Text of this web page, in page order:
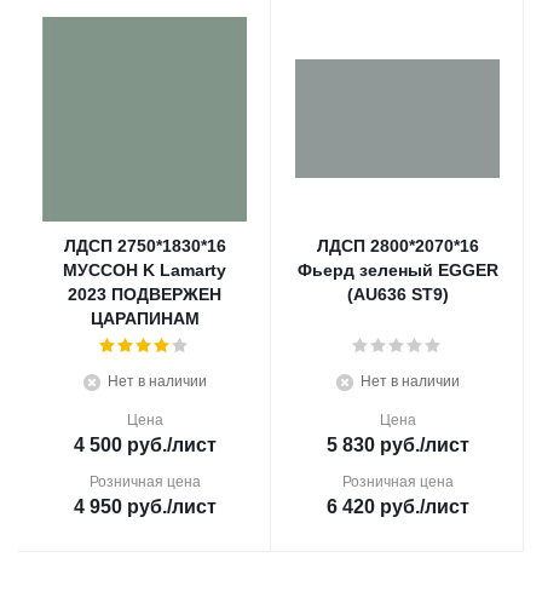
ЛДСП 2750*1830*16
МУССОН K Lamarty
2023 ПОДВЕРЖЕН
ЦАРАПИНАМ
Нет в наличии
Цена
4 500руб./лист
Розничная цена
4 950руб./лист
ЛДСП 2800*2070*16
Фьерд зеленый EGGER
(AU636 ST9)
Нет в наличии
Цена
5 830руб./лист
Розничная цена
6 420руб./лист